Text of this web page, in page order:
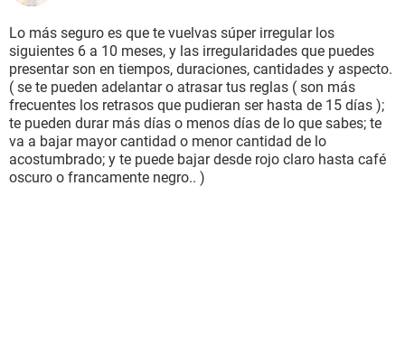
Lo más seguro es que te vuelvas súper irregular los
siguientes 6 a 10 meses, y las irregularidades que puedes
presentar son en tiempos, duraciones, cantidades y aspecto.
( se te pueden adelantar o atrasar tus reglas ( son más
frecuentes los retrasos que pudieran ser hasta de 15 días );
te pueden durar más días o menos días de lo que sabes; te
va a bajar mayor cantidad o menor cantidad de lo
acostumbrado; y te puede bajar desde rojo claro hasta café
oscuro o francamente negro.. )